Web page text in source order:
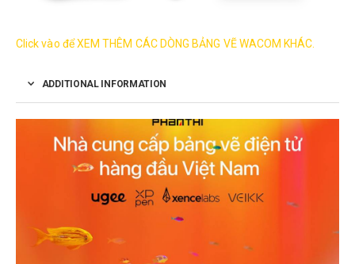
Click vào để XEM THÊM CÁC DÒNG BẢNG VẼ WACOM KHÁC.
ADDITIONAL INFORMATION